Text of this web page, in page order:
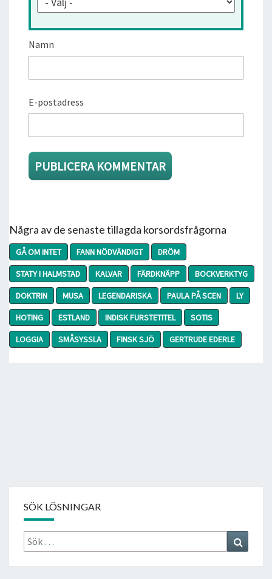
Namn
E-postadress
Några av de senaste tillagda korsordsfrågorna
GÅ OM INTET FANN NÖDVÄNDIGT
DRÖM
STATY I HALMSTAD
KALVAR FÄRDKNÄPP
BOCKVERKTYG
DOKTRIN
MUSA LEGENDARISKA PAULA PÅ SCEN
LY
HOTING
ESTLAND INDISK FURSTETITEL
SOTIS
LOGGIA
SMÅSYSSLA FINSK SJÖ GERTRUDE EDERLE
SÖK LÖSNINGAR
Sök
efter: